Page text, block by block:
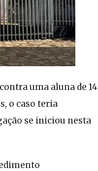
uma aluna de 14
o caso teria
se iniciou nesta